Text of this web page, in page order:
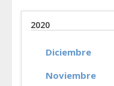
2020
Diciembre
Noviembre